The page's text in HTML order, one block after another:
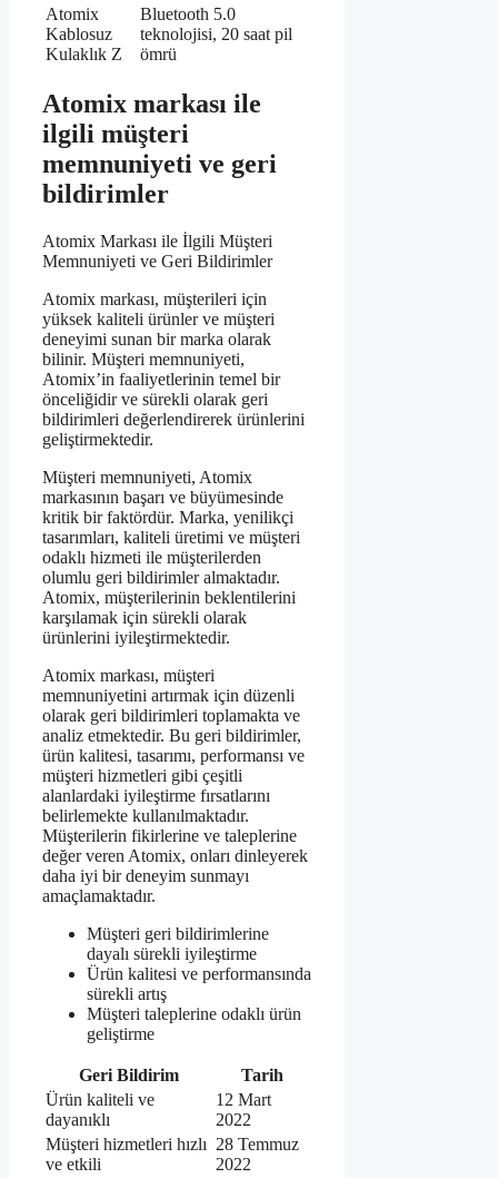
Atomix
Kablosuz
Kulaklık Z
Bluetooth 5.0
teknolojisi, 20 saat pil
ömrü
Atomix markası ile
ilgili müşteri
memnuniyeti ve geri
bildirimler
Atomix Markası ile İlgili Müşteri
Memnuniyeti ve Geri Bildirimler
Atomix markası, müşterileri için
yüksek kaliteli ürünler ve müşteri
deneyimi sunan bir marka olarak
bilinir. Müşteri memnuniyeti,
Atomix’in faaliyetlerinin temel bir
önceliğidir ve sürekli olarak geri
bildirimleri değerlendirerek ürünlerini
geliştirmektedir.
Müşteri memnuniyeti, Atomix
markasının başarı ve büyümesinde
kritik bir faktördür. Marka, yenilikçi
tasarımları, kaliteli üretimi ve müşteri
odaklı hizmeti ile müşterilerden
olumlu geri bildirimler almaktadır.
Atomix, müşterilerinin beklentilerini
karşılamak için sürekli olarak
ürünlerini iyileştirmektedir.
Atomix markası, müşteri
memnuniyetini artırmak için düzenli
olarak geri bildirimleri toplamakta ve
analiz etmektedir. Bu geri bildirimler,
ürün kalitesi, tasarımı, performansı ve
müşteri hizmetleri gibi çeşitli
alanlardaki iyileştirme fırsatlarını
belirlemekte kullanılmaktadır.
Müşterilerin fikirlerine ve taleplerine
değer veren Atomix, onları dinleyerek
daha iyi bir deneyim sunmayı
amaçlamaktadır.
Müşteri geri bildirimlerine
dayalı sürekli iyileştirme
Ürün kalitesi ve performansında
sürekli artış
Müşteri taleplerine odaklı ürün
geliştirme
Geri Bildirim
Tarih
Ürün kaliteli ve
dayanıklı
12 Mart
2022
Müşteri hizmetleri hızlı
ve etkili
28 Temmuz
2022